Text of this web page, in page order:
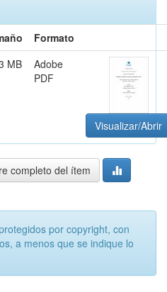
Formato
MB
Adobe
PDF
Visualizar/Abrir
completo del ítem
por copyright, con
a menos que se indique lo